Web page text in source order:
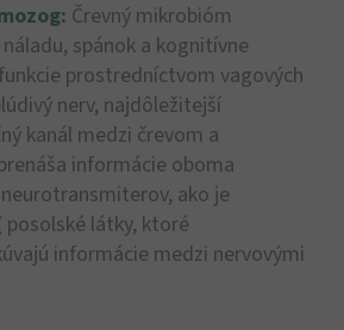
Črevný mikrobióm
spánok a kognitívne
prostredníctvom vagových
nerv, najdôležitejší
kanál medzi črevom a
informácie oboma
ako je
látky, ktoré
informácie medzi nervovými